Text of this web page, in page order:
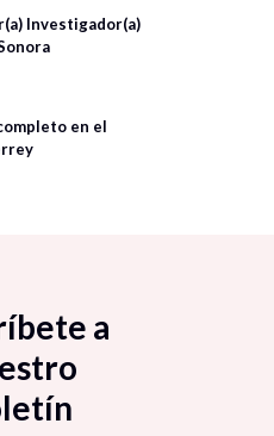
Investigador(a)
en el
a